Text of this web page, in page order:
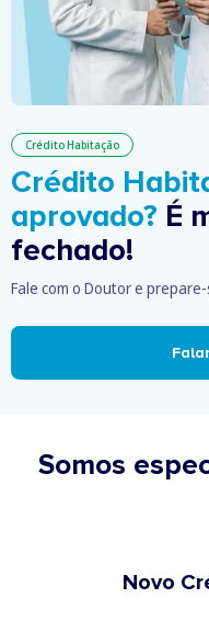
Crédito Habitação
Crédito
aprovado? É
fechado!
Fale com o Doutor e
Somos
Novo